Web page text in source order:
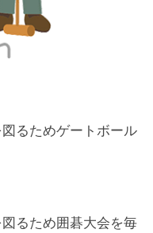
るためゲートボール
るため囲碁大会を毎